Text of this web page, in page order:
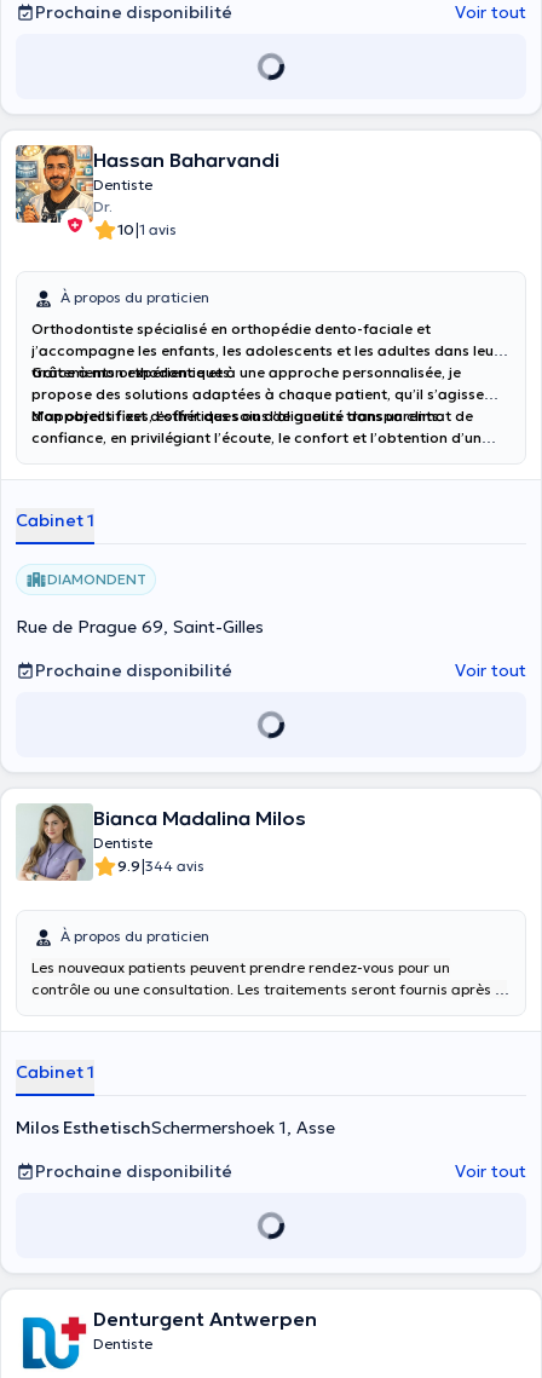
Prochaine disponibilité
Voir tout
Hassan Baharvandi
Dentiste
Dr.
10|1 avis
À propos du praticien
Orthodontiste spécialisé en orthopédie dento-faciale et
j’accompagne les enfants, les adolescents et les adultes dans leurs
traitements orthodontiques.
Grâce à mon expérience et à une approche personnalisée, je
propose des solutions adaptées à chaque patient, qu’il s’agisse
d’appareils fixes, esthétiques ou d’aligneurs transparents.
Mon objectif est d’offrir des soins de qualité dans un climat de
confiance, en privilégiant l’écoute, le confort et l’obtention d’un
Cabinet 1
DIAMONDENT
Rue de Prague 69, Saint-Gilles
Prochaine disponibilité
Voir tout
Bianca Madalina Milos
Dentiste
9.9|344 avis
À propos du praticien
Les nouveaux patients peuvent prendre rendez-vous pour un
contrôle ou une consultation. Les traitements seront fournis après le
prothèses, appareils dentaires, etc.).
Cabinet 1
Milos EsthetischSchermershoek 1, Asse
Prochaine disponibilité
Voir tout
Denturgent Antwerpen
Dentiste